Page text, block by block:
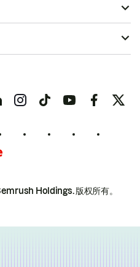
Holdings.版权所有。